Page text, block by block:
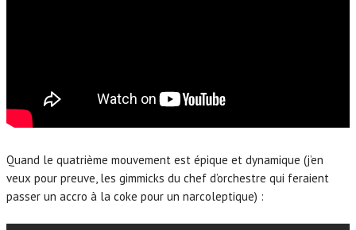
Quand le quatrième mouvement est épique et dynamique (j’en
veux pour preuve, les gimmicks du chef d’orchestre qui feraient
passer un accro à la coke pour un narcoleptique) :